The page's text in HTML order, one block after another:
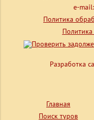
e-mail:
Политика
Разработка
Главная
Поиск туров